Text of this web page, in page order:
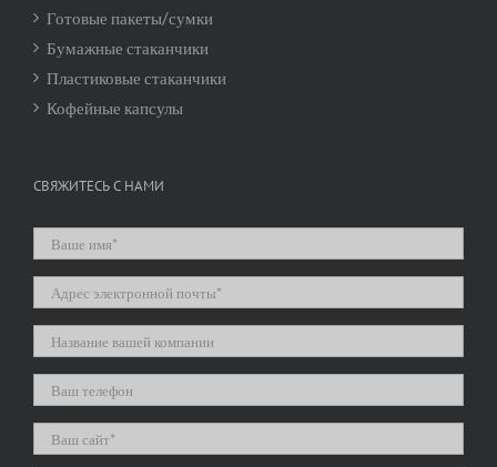
Готовые пакеты/сумки
Бумажные стаканчики
Пластиковые стаканчики
Кофейные капсулы
СВЯЖИТЕСЬ С НАМИ